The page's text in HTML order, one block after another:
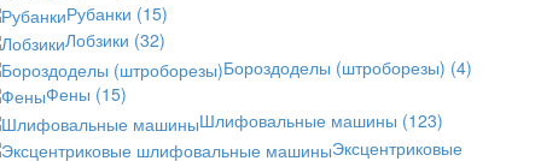
Рубанки (15)
Лобзики (32)
Бороздоделы (штроборезы) (4)
Фены (15)
Шлифовальные машины (123)
Эксцентриковые